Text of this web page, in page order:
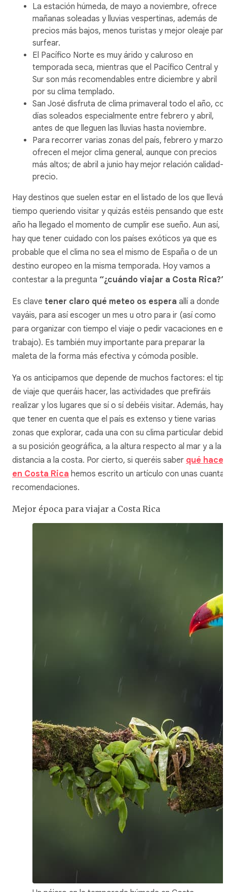
La estación húmeda, de mayo a noviembre, ofrece
mañanas soleadas y lluvias vespertinas, además de
precios más bajos, menos turistas y mejor oleaje
surfear.
El Pacífico Norte es muy árido y caluroso en
temporada seca, mientras que el Pacífico Central y
Sur son más recomendables entre diciembre y abril
por su clima templado.
San José disfruta de clima primaveral todo el año,
días soleados especialmente entre febrero y abril,
antes de que lleguen las lluvias hasta noviembre.
Para recorrer varias zonas del país, febrero y marzo
ofrecen el mejor clima general, aunque con precios
más altos; de abril a junio hay mejor relación calidad-
precio.
Hay destinos que suelen estar en el listado de los que
tiempo queriendo visitar y quizás estéis pensando que este
año ha llegado el momento de cumplir ese sueño. Aun así,
hay que tener cuidado con los países exóticos ya que es
probable que el clima no sea el mismo de España o de un
destino europeo en la misma temporada. Hoy vamos a
contestar a la pregunta “¿cuándo viajar a Costa Rica?”
Es clave tener claro qué meteo os espera allí a donde
vayáis, para así escoger un mes u otro para ir (así como
para organizar con tiempo el viaje o pedir vacaciones en el
trabajo). Es también muy importante para preparar la
maleta de la forma más efectiva y cómoda posible.
Ya os anticipamos que depende de muchos factores: el
de viaje que queráis hacer, las actividades que prefiráis
realizar y los lugares que sí o sí debéis visitar. Además, hay
que tener en cuenta que el país es extenso y tiene varias
zonas que explorar, cada una con su clima particular
a su posición geográfica, a la altura respecto al mar y a la
distancia a la costa. Por cierto, si queréis saber qué hacer
en Costa Rica hemos escrito un artículo con unas
recomendaciones.
Mejor época para viajar a Costa Rica